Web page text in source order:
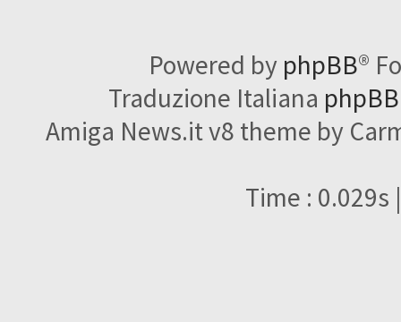
Powered by phpBB®
Traduzione Italiana
Amiga News.it v8 theme by
Time : 0.029s